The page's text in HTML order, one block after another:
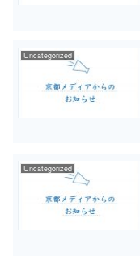
Uncategorized
Uncategorized